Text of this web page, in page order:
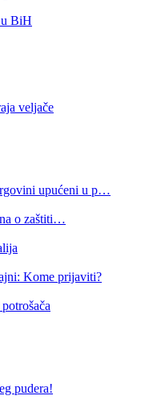
u BiH
veljače
upućeni u p…
o zaštiti…
Kome prijaviti?
pudera!